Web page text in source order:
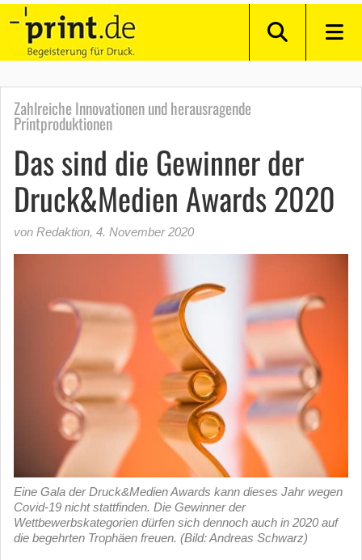
Zahlreiche Innovationen und herausragende
Printproduktionen
Das sind die Gewinner der
Druck&Medien Awards 2020
von Redaktion, 4. November 2020
Eine Gala der Druck&Medien Awards kann dieses Jahr wegen
Covid-19 nicht stattfinden. Die Gewinner der
Wettbewerbskategorien dürfen sich dennoch auch in 2020 auf
die begehrten Trophäen freuen. (Bild: Andreas Schwarz)